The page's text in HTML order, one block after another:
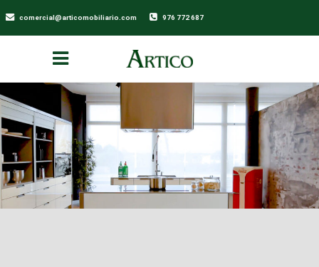
comercial@articomobiliario.com 976 772 687